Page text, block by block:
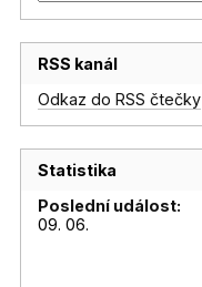
RSS kanál
Odkaz do RSS čtečky
Statistika
Poslední událost:
09. 06.